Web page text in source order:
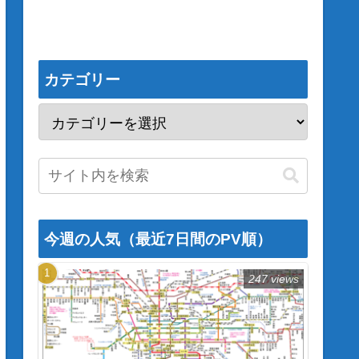
カテゴリー
今週の人気（最近7日間のPV順）
247 views